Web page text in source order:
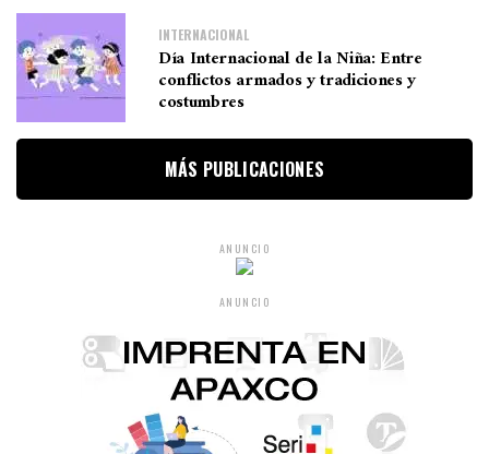
INTERNACIONAL
Día Internacional de la Niña: Entre
conflictos armados y tradiciones y
costumbres
MÁS PUBLICACIONES
ANUNCIO
ANUNCIO